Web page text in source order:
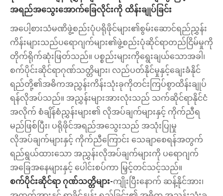
အရည်အသွေးအောက်ခြေလိုင်းကို ထိန်းချုပ်ခြင်း
အပေါ့စားသံမဏိဖွဲ့စည်းပုံပရိုဖိုင်များ၏စွမ်းဆောင်ရည်ညွှန်း
ကိန်းများသည်ပရောဂျက်များ၏ဖွဲ့စည်းပုံဆိုင်ရာတည်ငြိမ်မှုကို
တိုက်ရိုက်ဆုံးဖြတ်သည်။ ပစ္စည်းများကိုရွေးချယ်သောအခါ၊
စက်ပိုင်းဆိုင်ရာဂုဏ်သတ္တိများ၊ လည်ပတ်နိုင်မှုနှင့်ချေးခံနိုင်
ရည်တို့၏အဓိကအညွှန်းကိန်းသုံးခုကိုတင်းကြပ်စွာထိန်းချုပ်
ရန်လိုအပ်သည်။ အညွှန်းများအားလုံးသည် သက်ဆိုင်ရာနိုင်ငံ
အလိုက် စံချိန်စံညွှန်းများ၏ လိုအပ်ချက်များနှင့် ကိုက်ညီရ
မည်ဖြစ်ပြီး၊ ပရိုဖိုင်အရည်အသွေးသည် အသုံးပြုမှု
လိုအပ်ချက်များနှင့် ကိုက်ညီကြောင်း သေချာစေရန်အတွက်
ရည်ရွယ်ထားသော အညွှန်းလိုအပ်ချက်များကို ပရောဂျက်
အခြေအနေများနှင့် ပေါင်းစပ်ကာ မြှင့်တင်သင့်သည်။
စက်ပိုင်းဆိုင်ရာ ဂုဏ်သတ္တိများ-ကျိုးပြီးနောက် ဆန့်နိုင်အား၊